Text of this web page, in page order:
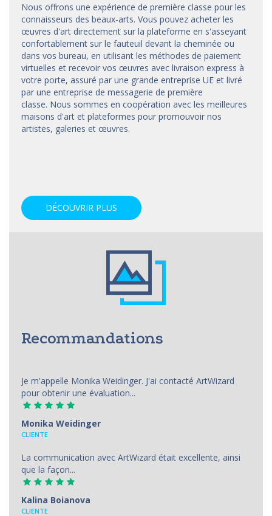
Nous offrons une expérience de première classe pour les
connaisseurs des beaux-arts. Vous pouvez acheter les
œuvres d'art directement sur la plateforme en s'asseyant
confortablement sur le fauteuil devant la cheminée ou
dans vos bureau, en utilisant les méthodes de paiement
virtuelles et recevoir vos œuvres avec livraison express à
votre porte, assuré par une grande entreprise UE et livré
par une entreprise de messagerie de première
classe. Nous sommes en coopération avec les meilleures
maisons d'art et plateformes pour promouvoir nos
artistes, galeries et œuvres.
DÉCOUVRIR PLUS
Recommandations
Je m'appelle Monika Weidinger. J'ai contacté ArtWizard
pour obtenir une évaluation...
Monika Weidinger
CLIENTE
La communication avec ArtWizard était excellente, ainsi
que la façon...
Kalina Boianova
CLIENTE